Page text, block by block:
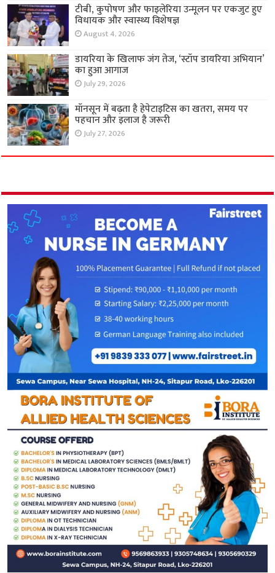
टीबी, कुपोषण और फाइलेरिया उन्मूलन पर एकजुट हुए
विधायक और स्वास्थ्य विशेषज्ञ
August 4, 2026
डायरिया के खिलाफ जंग तेज, ‘स्टॉप डायरिया अभियान’
का हुआ आगाज
July 29, 2026
मॉनसून में बढ़ता है हेपेटाइटिस का खतरा, समय पर
पहचान और इलाज है जरूरी
July 27, 2026